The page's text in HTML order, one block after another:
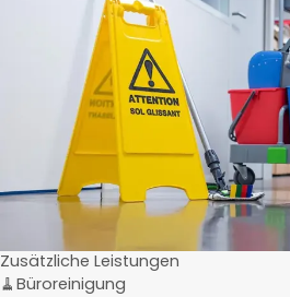
Zusätzliche Leistungen
🧹Büroreinigung